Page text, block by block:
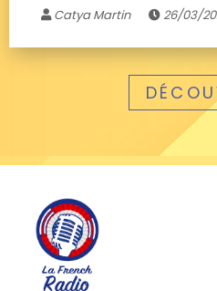
Catya Martin 26/03/